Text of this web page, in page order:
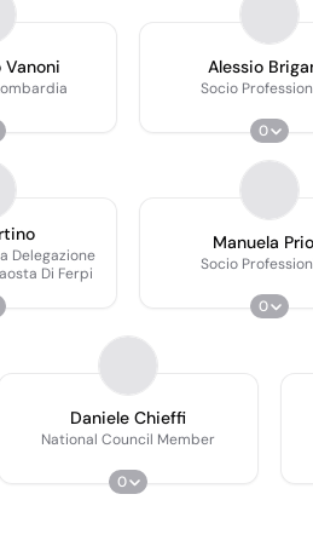
Vanoni Alessio
Socio
0
Delegazione
Di Ferpi
Manuela
Socio
0
Daniele Chieffi
National Council Member
0